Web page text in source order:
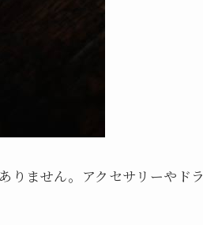
りません。アクセサリーやドラ